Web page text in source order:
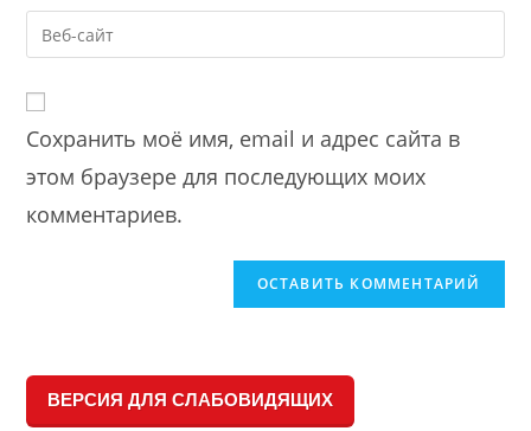
comment
email
address
comment
Enter
your
URL
(optional)
Сохранить моё имя, email и адрес сайта в
этом браузере для последующих моих
комментариев.
ВЕРСИЯ ДЛЯ СЛАБОВИДЯЩИХ